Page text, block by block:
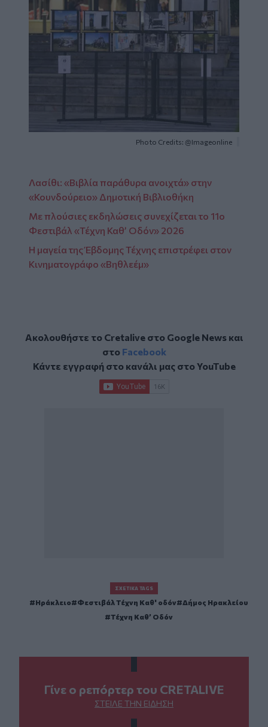
Photo Credits: @Imageonline
Λασίθι: «Βιβλία παράθυρα ανοιχτά» στην
«Κουνδούρειο» Δημοτική Βιβλιοθήκη
Με πλούσιες εκδηλώσεις συνεχίζεται το 11ο
Φεστιβάλ «Τέχνη Καθ’ Οδόν» 2026
Η μαγεία της Έβδομης Τέχνης επιστρέφει στον
Κινηματογράφο «Βηθλεέμ»
Ακολουθήστε το Cretalive στο Google Newsκαι
στο Facebook
Κάντε εγγραφή στο κανάλι μας στοYouTube
ΣΧΕΤΙΚΆ TAGS
Ηράκλειο Φεστιβάλ Τέχνη Καθ' οδόν
Δήμος Ηρακλείου
Τέχνη Καθ’ Οδόν
Γίνε ο ρεπόρτερ του CRETALIVE
ΣΤΕΊΛΕ ΤΗΝ ΕΊΔΗΣΗ